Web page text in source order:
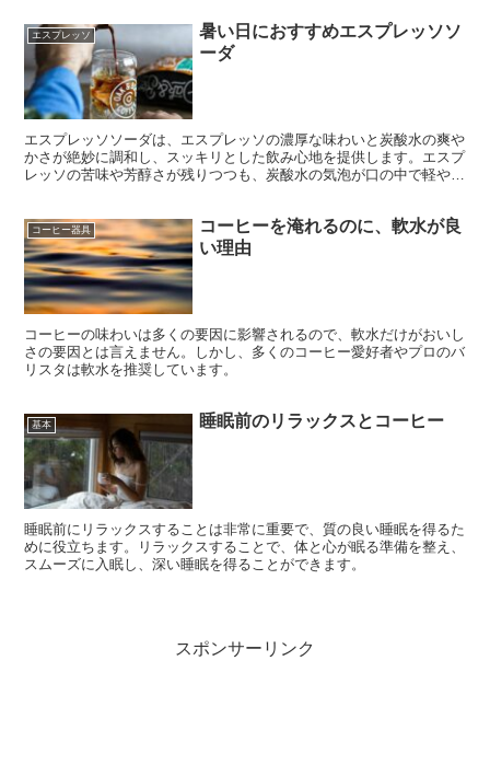
エスプレッソ
暑い日におすすめエスプレッソソ
ーダ
エスプレッソソーダは、エスプレッソの濃厚な味わいと炭酸水の爽や
かさが絶妙に調和し、スッキリとした飲み心地を提供します。エスプ
レッソの苦味や芳醇さが残りつつも、炭酸水の気泡が口の中で軽やか
コーヒー器具
コーヒーを淹れるのに、軟水が良
い理由
コーヒーの味わいは多くの要因に影響されるので、軟水だけがおいし
さの要因とは言えません。しかし、多くのコーヒー愛好者やプロのバ
リスタは軟水を推奨しています。
基本 睡眠前のリラックスとコーヒー
睡眠前にリラックスすることは非常に重要で、質の良い睡眠を得るた
めに役立ちます。リラックスすることで、体と心が眠る準備を整え、
スムーズに入眠し、深い睡眠を得ることができます。
スポンサーリンク